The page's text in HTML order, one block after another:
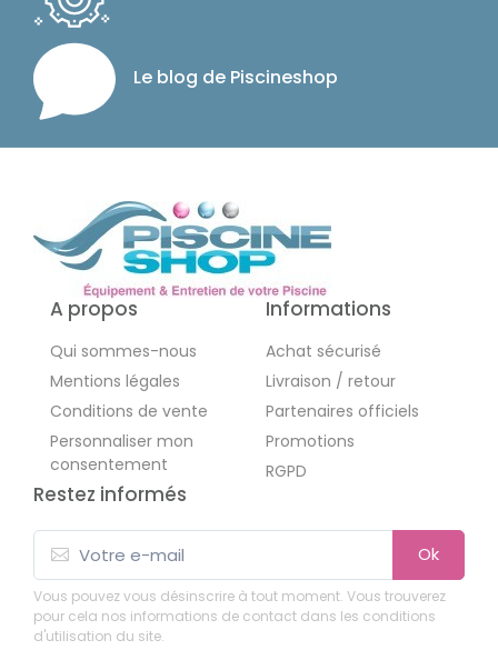
Le blog de Piscineshop
A propos
Qui sommes-nous
Mentions légales
Conditions de vente
Personnaliser mon
consentement
Informations
Achat sécurisé
Livraison / retour
Partenaires officiels
Promotions
RGPD
Restez informés
Ok
Vous pouvez vous désinscrire à tout moment. Vous trouverez
pour cela nos informations de contact dans les conditions
d'utilisation du site.